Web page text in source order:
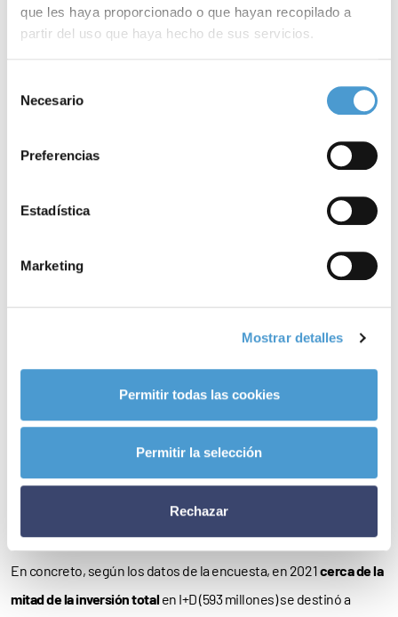
que les haya proporcionado o que hayan recopilado a
partir del uso que haya hecho de sus servicios.
de cookies
Necesario
Preferencias
Estadística
Marketing
Mostrar detalles
Permitir todas las cookies
Permitir la selección
Rechazar
En concreto, según los datos de la encuesta, en 2021 cerca de la
mitad de la inversión total en I+D (593 millones) se destinó a